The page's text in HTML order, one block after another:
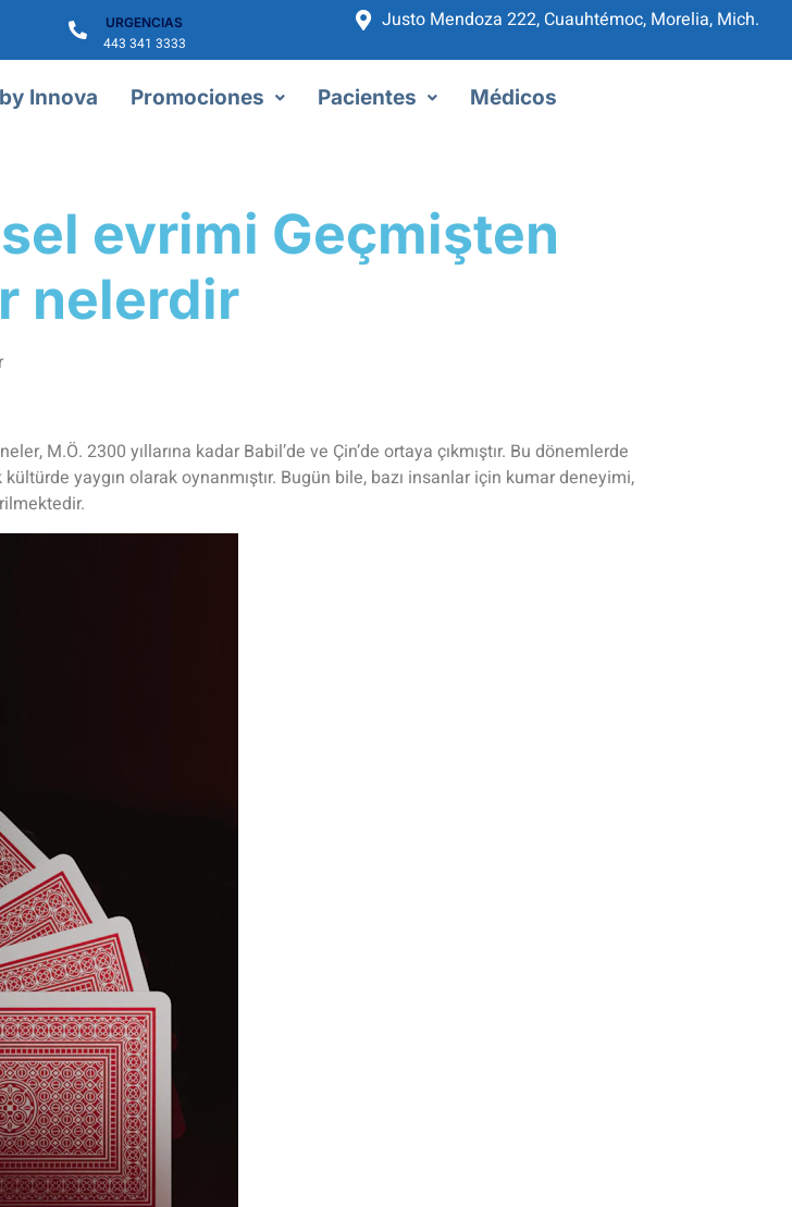
URGENCIAS
443 341 3333
Justo Mendoza 222, Cuauhtémoc, Morelia, Mich.
Innova Promociones Pacientes Médicos
evrimi Geçmişten
nelerdir
M.Ö. 2300 yıllarına kadar Babil’de ve Çin’de ortaya çıkmıştır. Bu dönemlerde
yaygın olarak oynanmıştır. Bugün bile, bazı insanlar için kumar deneyimi,